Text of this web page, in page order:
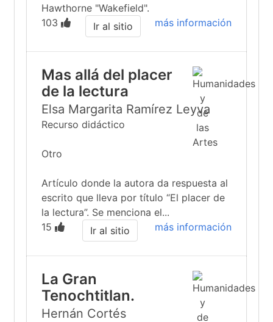
Hawthorne "Wakefield".
103
más información
Ir al sitio
Mas allá del placer
de la lectura
Elsa Margarita Ramírez Leyva
Recurso didáctico
Otro
Artículo donde la autora da respuesta al
escrito que lleva por título “El placer de
la lectura”. Se menciona el...
15
más información
Ir al sitio
La Gran
Tenochtitlan.
Hernán Cortés